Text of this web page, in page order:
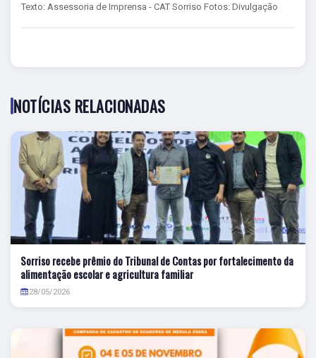
Texto: Assessoria de Imprensa - CAT Sorriso Fotos: Divulgação
NOTÍCIAS RELACIONADAS
Sorriso recebe prêmio do Tribunal de Contas por fortalecimento da
alimentação escolar e agricultura familiar
28/05/2026